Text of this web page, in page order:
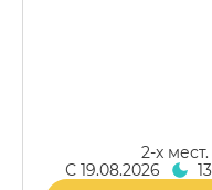
2-x
С 19.08.2026